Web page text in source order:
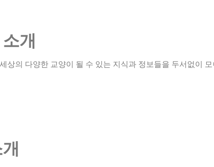
개
상의 다양한 교양이 될 수 있는 지식과 정보들을 두서없이